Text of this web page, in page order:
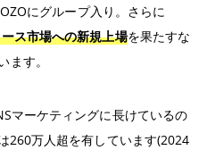
にグループ入り。さらに
ス市場への新規上場を果たすな
ます。
マーケティングに長けているの
260万人超を有しています(2024